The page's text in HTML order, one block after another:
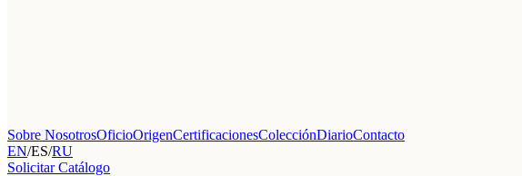
Sobre NosotrosOficioOrigenCertificacionesColecciónDiarioContacto
EN/ES/RU
Solicitar Catálogo